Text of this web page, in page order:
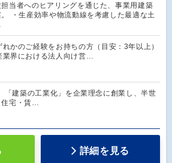
担当者へのヒアリングを通じた、事業用建築
・生産効率や物流動線を考慮した最適な土
れかのご経験をお持ちの方（目安：3年以上）
業界における法人向け営…
「建築の工業化」を企業理念に創業し、半世
住宅・賃…
詳細を見る